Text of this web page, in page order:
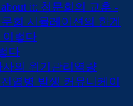
it: 청문회의 교훈 -
회 시뮬레이션의 한계
이렇다
다
의 위기관리역량
염병 발생 커뮤니케이